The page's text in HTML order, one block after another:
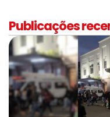
Publicações